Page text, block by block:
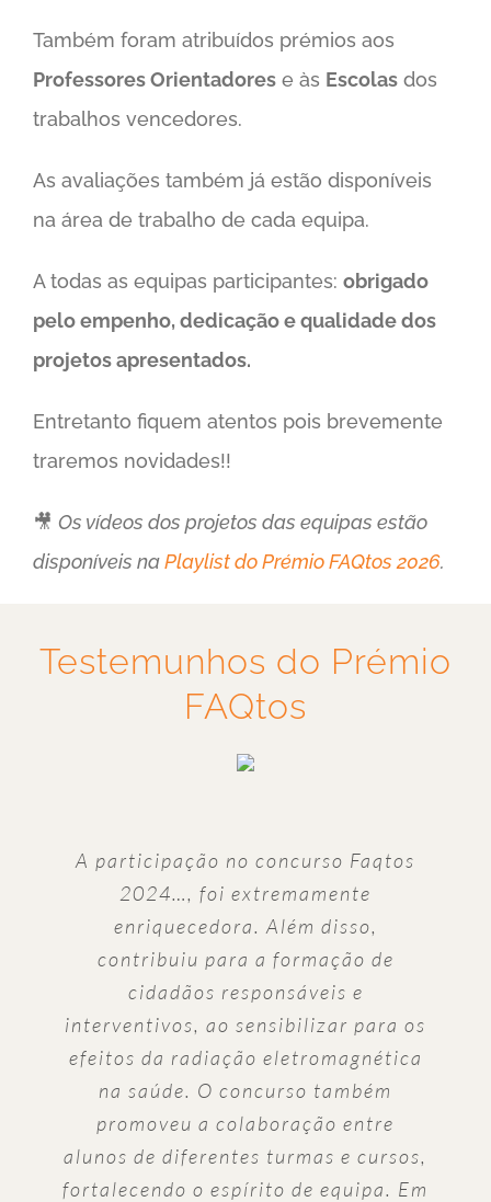
Também foram atribuídos prémios aos
Professores Orientadorese às Escolasdos
trabalhos vencedores.
As avaliações também já estão disponíveis
na área de trabalho de cada equipa.
A todas as equipas participantes: obrigado
pelo empenho, dedicação e qualidade dos
projetos apresentados.
Entretanto fiquem atentos pois brevemente
traremos novidades!!
🎥 Os vídeos dos projetos das equipas estão
disponíveis naPlaylist do Prémio FAQtos 2026.
Testemunhos do Prémio
FAQtos
A participação no concurso Faqtos
2024…, foi extremamente
enriquecedora. Além disso,
contribuiu para a formação de
cidadãos responsáveis e
interventivos, ao sensibilizar para os
efeitos da radiação eletromagnética
na saúde. O concurso também
promoveu a colaboração entre
alunos de diferentes turmas e cursos,
fortalecendo o espírito de equipa. Em